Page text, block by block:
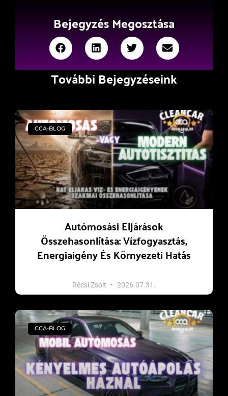
Bejegyzés Megosztása
További Bejegyzéseink
CCA-BLOG
Autómosási Eljárások
Összehasonlítása: Vízfogyasztás,
Energiaigény És Környezeti Hatás
Récsi Zsolt 2026.07.31.
CCA-BLOG